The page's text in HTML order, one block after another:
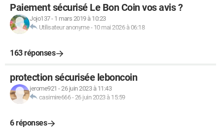
Paiement sécurisé Le Bon Coin vos avis ?
Jojo137- 1 mars 2019 à 10:23
Utilisateur anonyme- 10 mai 2026 à 06:18
163 réponses
protection sécurisée leboncoin
jerome921 -26 juin 2023 à 11:43
casimire666-26 juin 2023 à 15:59
6 réponses